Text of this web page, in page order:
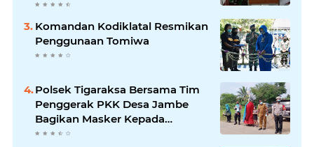
Komandan Kodiklatal Resmikan
Penggunaan Tomiwa
Polsek Tigaraksa Bersama Tim
Penggerak PKK Desa Jambe
Bagikan Masker Kepada
Pengguna Jalan